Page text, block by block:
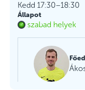
Kedd 17:30–18:30
Állapot
szabad helyek